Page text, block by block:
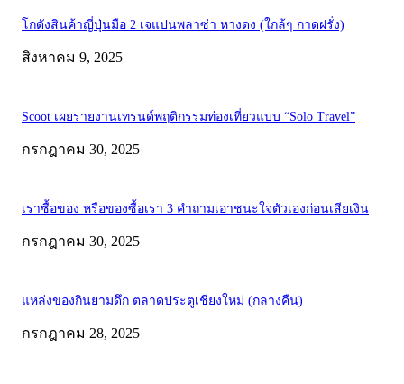
โกดังสินค้าญี่ปุ่นมือ 2 เจแปนพลาซ่า หางดง (ใกล้ๆ กาดฝรั่ง)
สิงหาคม 9, 2025
Scoot เผยรายงานเทรนด์พฤติกรรมท่องเที่ยวแบบ “Solo Travel”
กรกฎาคม 30, 2025
เราซื้อของ หรือของซื้อเรา 3 คำถามเอาชนะใจตัวเองก่อนเสียเงิน
กรกฎาคม 30, 2025
แหล่งของกินยามดึก ตลาดประตูเชียงใหม่ (กลางคืน)
กรกฎาคม 28, 2025